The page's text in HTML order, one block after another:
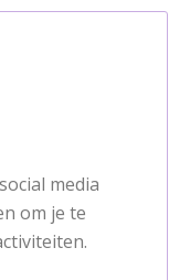
media
om je te